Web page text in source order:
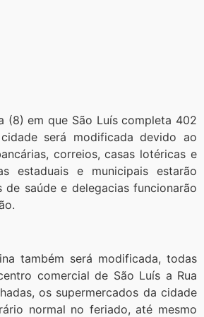
(8) em que São Luís completa 402
será modificada devido ao
correios, casas lotéricas e
estaduais e municipais estarão
de saúde e delegacias funcionarão
também será modificada, todas
comercial de São Luís a Rua
os supermercados da cidade
normal no feriado, até mesmo